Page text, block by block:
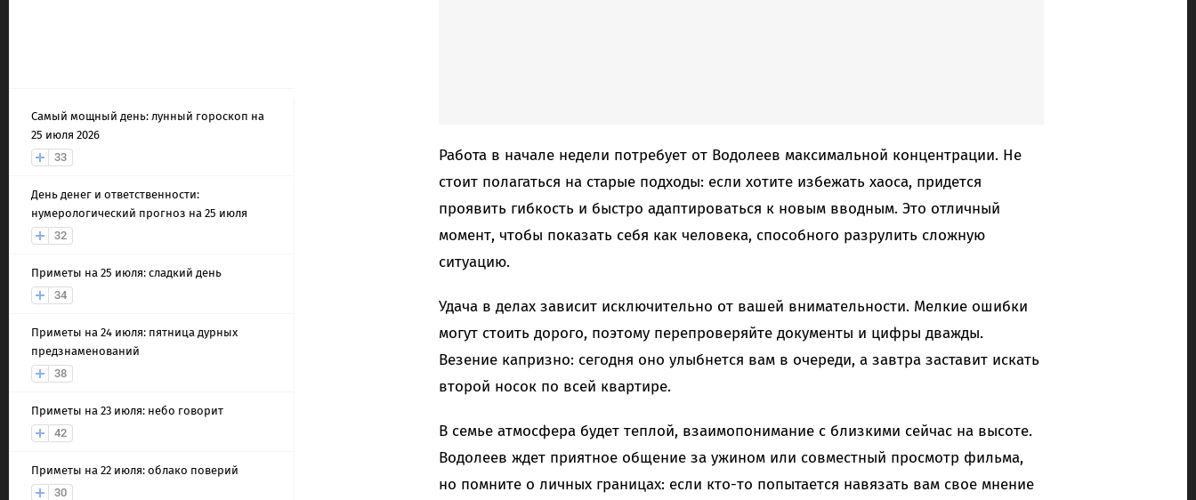
Самый мощный день: лунный гороскоп на
25 июля 2026
33
День денег и ответственности:
нумерологический прогноз на 25 июля
32
Приметы на 25 июля: сладкий день
34
Приметы на 24 июля: пятница дурных
предзнаменований
38
Приметы на 23 июля: небо говорит
42
Приметы на 22 июля: облако поверий
30
Работа в начале недели потребует от Водолеев максимальной концентрации. Не
стоит полагаться на старые подходы: если хотите избежать хаоса, придется
проявить гибкость и быстро адаптироваться к новым вводным. Это отличный
момент, чтобы показать себя как человека, способного разрулить сложную
ситуацию.
Удача в делах зависит исключительно от вашей внимательности. Мелкие ошибки
могут стоить дорого, поэтому перепроверяйте документы и цифры дважды.
Везение капризно: сегодня оно улыбнется вам в очереди, а завтра заставит искать
второй носок по всей квартире.
В семье атмосфера будет теплой, взаимопонимание с близкими сейчас на высоте.
Водолеев ждет приятное общение за ужином или совместный просмотр фильма,
но помните о личных границах: если кто-то попытается навязать вам свое мнение